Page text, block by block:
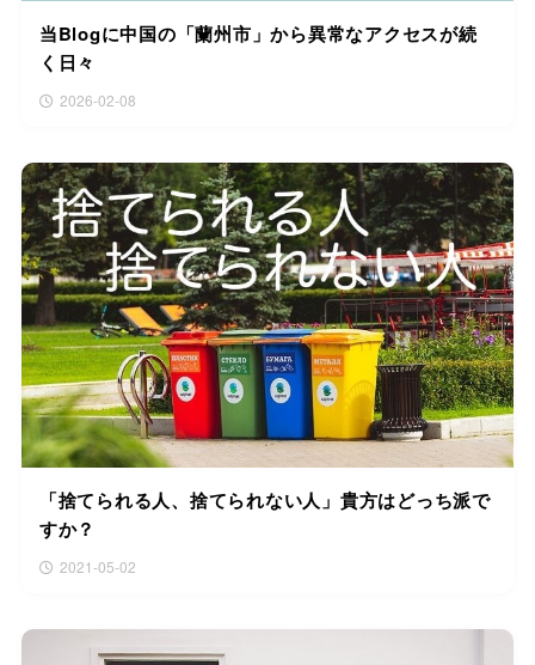
当Blogに中国の「蘭州市」から異常なアクセスが続
く日々
2026-02-08
「捨てられる人、捨てられない人」貴方はどっち派で
すか？
2021-05-02